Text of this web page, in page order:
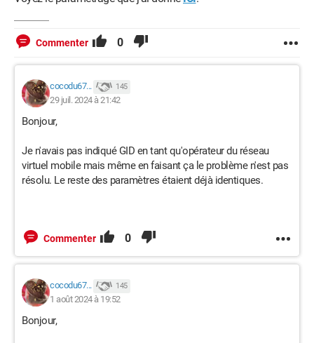
Commenter 0
cocodu67... 145
29 juil. 2024 à 21:42
Bonjour,
Je n'avais pas indiqué GID en tant qu'opérateur du réseau
virtuel mobile mais même en faisant ça le problème n'est pas
résolu. Le reste des paramètres étaient déjà identiques.
Commenter 0
cocodu67... 145
1 août 2024 à 19:52
Bonjour,